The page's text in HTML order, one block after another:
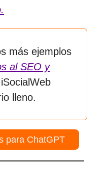
más ejemplos
al SEO y
lleno.
para ChatGPT